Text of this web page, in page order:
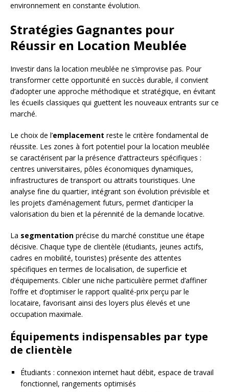
environnement en constante évolution.
Stratégies Gagnantes pour
Réussir en Location Meublée
Investir dans la location meublée ne s’improvise pas. Pour
transformer cette opportunité en succès durable, il convient
d’adopter une approche méthodique et stratégique, en évitant
les écueils classiques qui guettent les nouveaux entrants sur ce
marché.
Le choix de l’emplacement reste le critère fondamental de
réussite. Les zones à fort potentiel pour la location meublée
se caractérisent par la présence d’attracteurs spécifiques :
centres universitaires, pôles économiques dynamiques,
infrastructures de transport ou attraits touristiques. Une
analyse fine du quartier, intégrant son évolution prévisible et
les projets d’aménagement futurs, permet d’anticiper la
valorisation du bien et la pérennité de la demande locative.
La segmentation précise du marché constitue une étape
décisive. Chaque type de clientèle (étudiants, jeunes actifs,
cadres en mobilité, touristes) présente des attentes
spécifiques en termes de localisation, de superficie et
d’équipements. Cibler une niche particulière permet d’affiner
l’offre et d’optimiser le rapport qualité-prix perçu par le
locataire, favorisant ainsi des loyers plus élevés et une
occupation maximale.
Équipements indispensables par type
de clientèle
Étudiants : connexion internet haut débit, espace de travail
fonctionnel, rangements optimisés